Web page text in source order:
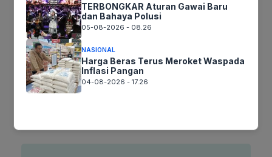
Situs
web
Simpan nama, email, dan situs web saya pada peramban ini
untuk komentar saya berikutnya.
TERBONGKAR Aturan Gawai Baru
dan Bahaya Polusi
05-08-2026 - 08.26
NASIONAL
Harga Beras Terus Meroket Waspada
Inflasi Pangan
04-08-2026 - 17.26